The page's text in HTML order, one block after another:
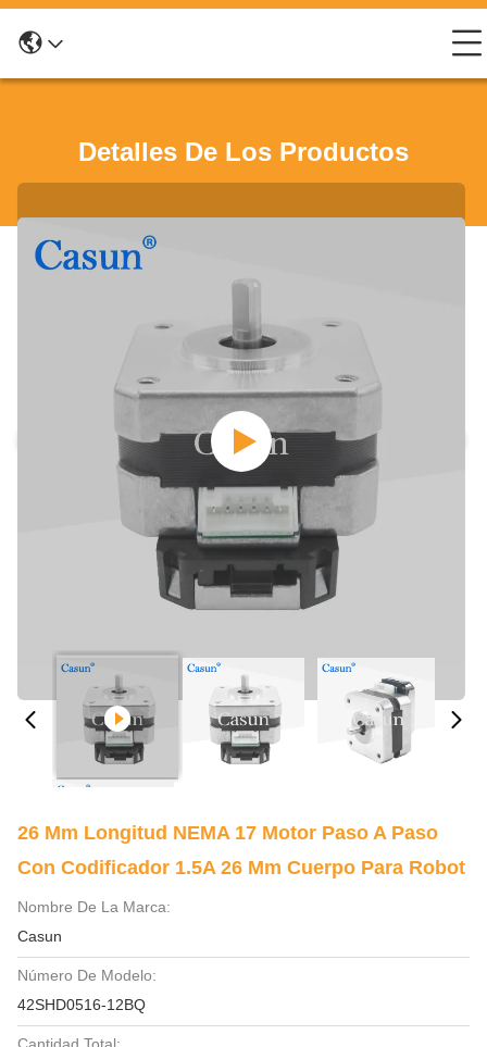
Detalles De Los Productos
26 Mm Longitud NEMA 17 Motor Paso A Paso
Con Codificador 1.5A 26 Mm Cuerpo Para Robot
Nombre De La Marca:
Casun
Número De Modelo:
42SHD0516-12BQ